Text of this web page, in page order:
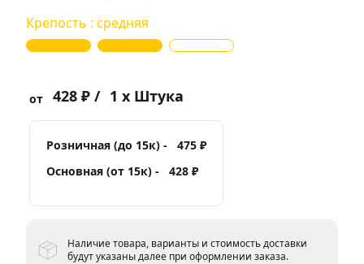
Крепость : средняя
от 428 ₽ / 1 x Штука
Розничная (до 15к) -
475 ₽
Основная (от 15к) -
428 ₽
Наличие товара, варианты и стоимость доставки
будут указаны далее при оформлении заказа.